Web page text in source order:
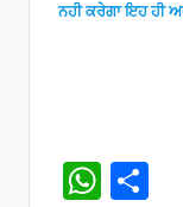
ਨਹੀ ਕਰੇਗਾ ਇਹ ਹੀ
W